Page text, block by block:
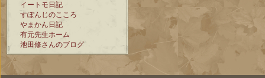
イートモ日記
すぽんじのこころ
やまかん日記
有元先生ホーム
池田修さんのブログ